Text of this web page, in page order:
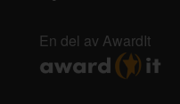
En del av AwardIt